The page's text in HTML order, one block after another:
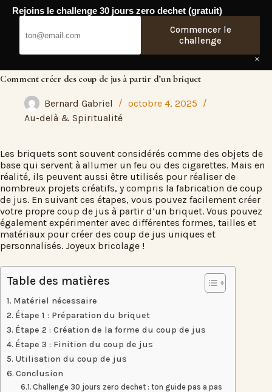
Passer
Comment créer des coup de jus à partir d’un briquet
Bernard Gabriel
octobre 4, 2025
Au-delà & Spiritualité
Les briquets sont souvent considérés comme des objets de
base qui servent à allumer un feu ou des cigarettes. Mais en
réalité, ils peuvent aussi être utilisés pour réaliser de
nombreux projets créatifs, y compris la fabrication de coup
de jus. En suivant ces étapes, vous pouvez facilement créer
votre propre coup de jus à partir d’un briquet. Vous pouvez
également expérimenter avec différentes formes, tailles et
matériaux pour créer des coup de jus uniques et
personnalisés. Joyeux bricolage !
Table des matières
Matériel nécessaire
Étape 1 : Préparation du briquet
Étape 2 : Création de la forme du coup de jus
Étape 3 : Finition du coup de jus
Utilisation du coup de jus
Conclusion
Challenge 30 jours zero dechet : ton guide pas a pas
Rejoins le challenge 30 jours zero dechet (gratuit)
Commencer le
challenge
×